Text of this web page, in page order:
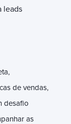
leads
de vendas,
desafio
as